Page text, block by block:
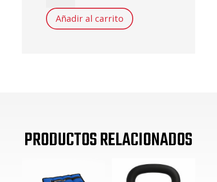
3KG
cantidad
Añadir al carrito
PRODUCTOS RELACIONADOS